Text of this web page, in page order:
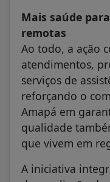
Mais saúde
remotas
Ao todo, a ação
atendimentos,
serviços de
reforçando o
Amapá em
qualidade
que vivem em
A iniciativa